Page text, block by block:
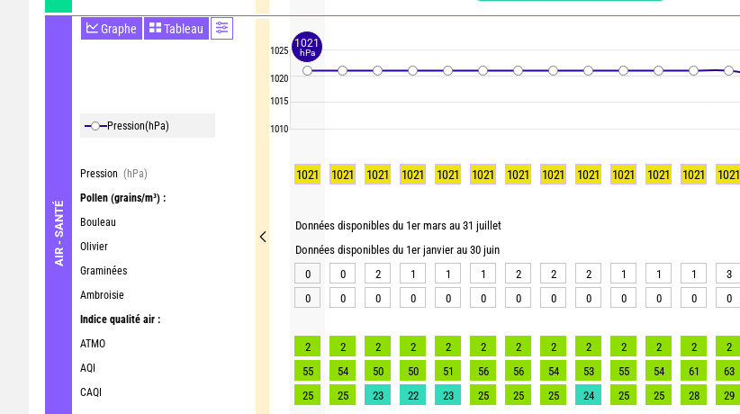
AIR - SANTÉ
Graphe Tableau
Pression(hPa)
Pression (hPa)
Pollen (grains/m³) :
Bouleau
Olivier
Graminées
Ambroisie
Indice qualité air :
ATMO
AQI
CAQI
1025
1020
1015
1010
1021 1021 1021 1021 1021 1021 1021 1021 1021 1021 1021 1021 1021
Données disponibles du 1er mars au 31 juillet
Données disponibles du 1er janvier au 30 juin
0
0 2 1 1 1 2 2 2 1 1 1 3
0
0 0 0 0 0 0 0 0 0 0 0 0
2 2 2 2 2 2 2 2 2 2 2 2 2
55
54 50 50 51 56 56 54 53 55 54 61 63
25
25 23 22 23 25 25 25 24 25 25 28 29
1021
hPa